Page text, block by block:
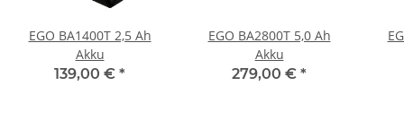
EGO BA1400T 2,5 Ah
Akku
139,00 € *
EGO BA2800T 5,0 Ah
Akku
279,00 € *